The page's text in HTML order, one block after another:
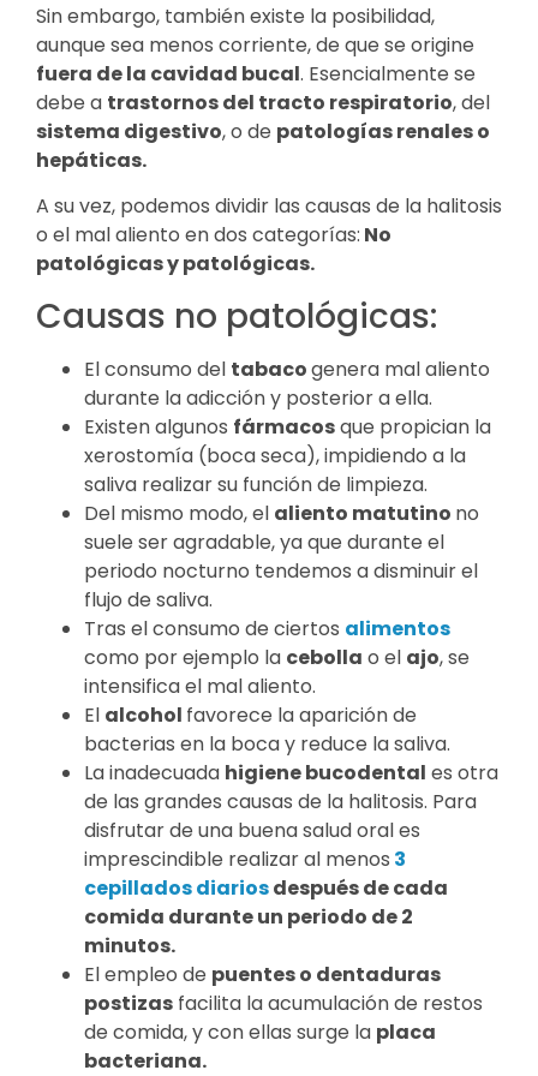
Sin embargo, también existe la posibilidad,
aunque sea menos corriente, de que se origine
fuera de la cavidad bucal. Esencialmente se
debe a trastornos del tracto respiratorio, del
sistema digestivo, o de patologías renales o
hepáticas.
A su vez, podemos dividir las causas de la halitosis
o el mal aliento en dos categorías: No
patológicas y patológicas.
Causas no patológicas:
El consumo del tabacogenera mal aliento
durante la adicción y posterior a ella.
Existen algunos fármacosque propician la
xerostomía (boca seca), impidiendo a la
saliva realizar su función de limpieza.
Del mismo modo, el aliento matutino no
suele ser agradable, ya que durante el
periodo nocturno tendemos a disminuir el
flujo de saliva.
Tras el consumo de ciertos alimentos
como por ejemplo la cebolla o el ajo, se
intensifica el mal aliento.
El alcohol favorece la aparición de
bacterias en la boca y reduce la saliva.
La inadecuada higiene bucodental es otra
de las grandes causas de la halitosis. Para
disfrutar de una buena salud oral es
imprescindible realizar al menos 3
cepillados diariosdespués de cada
comida durante un periodo de 2
minutos.
El empleo de puentes o dentaduras
postizas facilita la acumulación de restos
de comida, y con ellas surge la placa
bacteriana.